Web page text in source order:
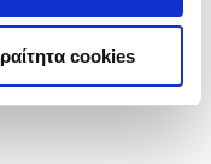
cookies